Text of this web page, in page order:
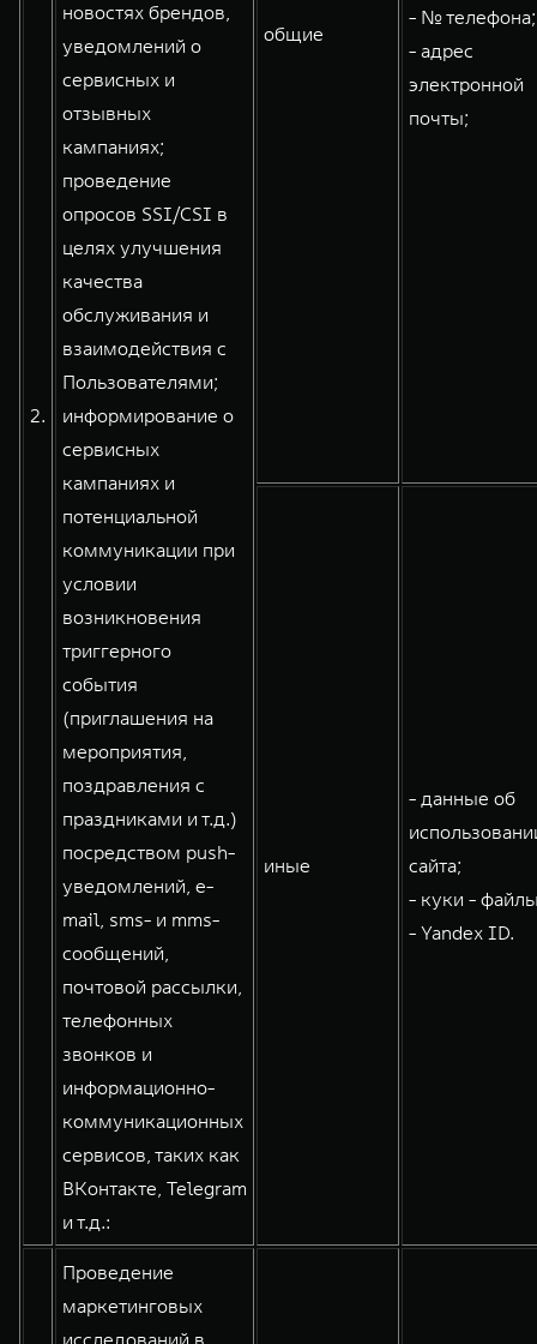
2.
новостях брендов,
уведомлений о
сервисных и
отзывных
кампаниях;
проведение
опросов SSI/CSI в
целях улучшения
качества
обслуживания и
взаимодействия с
Пользователями;
информирование о
сервисных
кампаниях и
потенциальной
коммуникации при
условии
возникновения
триггерного
события
(приглашения на
мероприятия,
поздравления с
праздниками и т.д.)
посредством push-
уведомлений, e-
mail, sms- и mms-
сообщений,
почтовой рассылки,
телефонных
звонков и
информационно-
коммуникационных
сервисов, таких как
ВКонтакте, Telegram
и т.д.:
общие
- № телефона;
- адрес
электронной
почты;
иные
- данные об
сайта;
- куки -
- Yandex ID.
Проведение
маркетинговых
исследований в